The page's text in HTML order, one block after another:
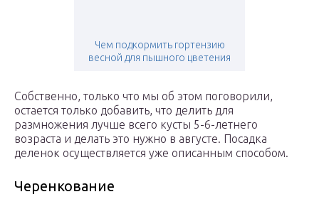
Чем подкормить гортензию
весной для пышного цветения
Собственно, только что мы об этом поговорили,
остается только добавить, что делить для
размножения лучше всего кусты 5-6-летнего
возраста и делать это нужно в августе. Посадка
деленок осуществляется уже описанным способом.
Черенкование